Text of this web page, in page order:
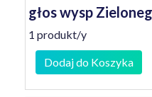
głos wysp
1 produkt/y
Dodaj do Koszyka